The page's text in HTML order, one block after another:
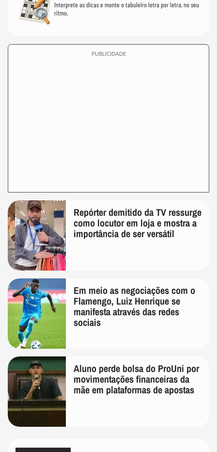
Interprete as dicas e monte o tabuleiro letra por letra, no seu
ritmo.
PUBLICIDADE
Repórter demitido da TV ressurge
como locutor em loja e mostra a
importância de ser versátil
Em meio as negociações com o
Flamengo, Luiz Henrique se
manifesta através das redes
sociais
Aluno perde bolsa do ProUni por
movimentações financeiras da
mãe em plataformas de apostas